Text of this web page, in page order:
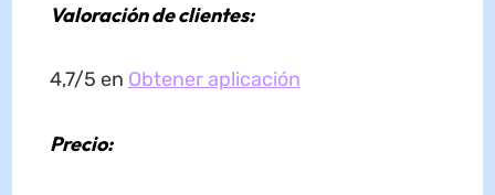
Valoración de clientes:
4,7/5 en Obtener aplicación
Precio: